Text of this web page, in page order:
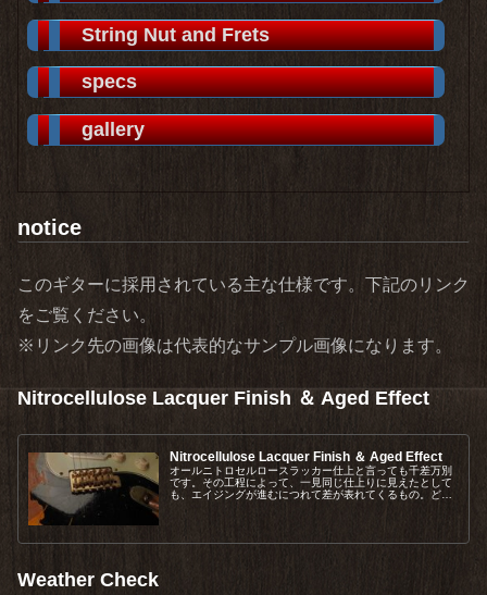
String Nut and Frets
specs
gallery
notice
このギターに採用されている主な仕様です。下記のリンク
をご覧ください。
※リンク先の画像は代表的なサンプル画像になります。
Nitrocellulose Lacquer Finish ＆ Aged Effect
Nitrocellulose Lacquer Finish ＆ Aged Effect
オールニトロセルロースラッカー仕上と言っても千差万別
です。その工程によって、一見同じ仕上りに見えたとして
も、エイジングが進むにつれて差が表れてくるもの。どの
Weather Check